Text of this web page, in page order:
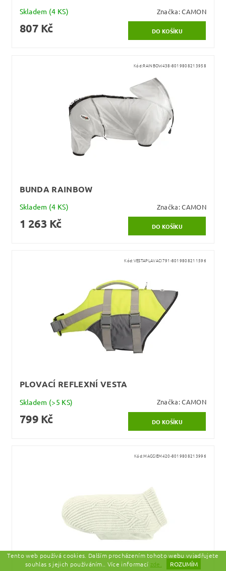
Skladem (4 KS) Značka:CAMON
807 Kč
Kód:RAINBOW438-8019808213958
BUNDA RAINBOW
Skladem (4 KS) Značka:CAMON
1 263 Kč
Kód:VESTAPLAVACI791-8019808211596
PLOVACÍ REFLEXNÍ VESTA
Skladem (>5 KS) Značka:CAMON
799 Kč
Kód:MAGGIEM420-8019808213996
Tento web používá cookies. Dalším procházením tohoto webu vyjadřujete
souhlas s jejich používáním.. Více informací zde. ROZUMÍM